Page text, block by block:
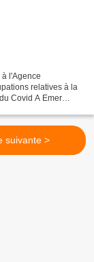
l'Agence
relatives à la
Covid A Emer
suivante >